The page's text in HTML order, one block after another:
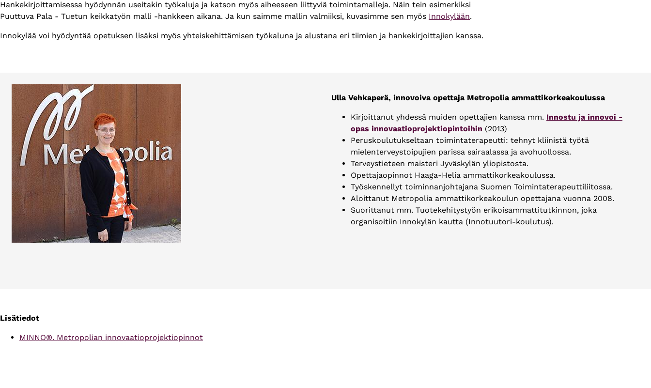
Hankekirjoittamisessa hyödynnän useitakin työkaluja ja katson myös aiheeseen liittyviä toimintamalleja. Näin tein esimerkiksi
Puuttuva Pala - Tuetun keikkatyön malli -hankkeen aikana. Ja kun saimme mallin valmiiksi, kuvasimme sen myös Innokylään.
Innokylää voi hyödyntää opetuksen lisäksi myös yhteiskehittämisen työkaluna ja alustana eri tiimien ja hankekirjoittajien kanssa.
Ulla Vehkaperä, innovoiva opettaja Metropolia ammattikorkeakoulussa
Kirjoittanut yhdessä muiden opettajien kanssa mm. Innostu ja innovoi -
opas innovaatioprojektiopintoihin (2013)
Peruskoulutukseltaan toimintaterapeutti: tehnyt kliinistä työtä
mielenterveystoipujien parissa sairaalassa ja avohuollossa.
Terveystieteen maisteri Jyväskylän yliopistosta.
Opettajaopinnot Haaga-Helia ammattikorkeakoulussa.
Työskennellyt toiminnanjohtajana Suomen Toimintaterapeuttiliitossa.
Aloittanut Metropolia ammattikorkeakoulun opettajana vuonna 2008.
Suorittanut mm. Tuotekehitystyön erikoisammattitutkinnon, joka
organisoitiin Innokylän kautta (Innotuutori-koulutus).
Lisätiedot
MINNO®. Metropolian innovaatioprojektiopinnot